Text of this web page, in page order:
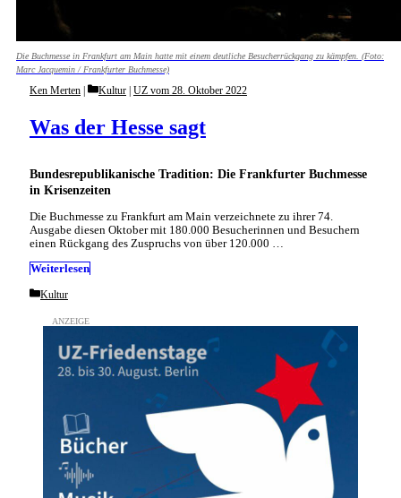
Die Buchmesse in Frankfurt am Main hatte mit einem deutliche Besucherrückgang zu kämpfen. (Foto:
Marc Jacquemin / Frankfurter Buchmesse)
Bundesrepublikanische Tradition: Die Frankfurter Buchmesse
in Krisenzeiten
Was der Hesse sagt
Ken Merten Categories
Kultur UZ vom 28. Oktober 2022
Die Buchmesse zu Frankfurt am Main verzeichnete zu ihrer 74.
Ausgabe diesen Oktober mit 180.000 Besucherinnen und Besuchern
einen Rückgang des Zuspruchs von über 120.000 …
Weiterlesen
Categories
Kultur